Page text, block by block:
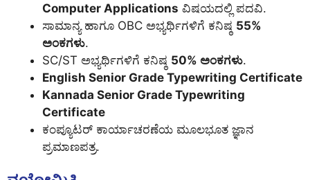
Computer Applications ವಿಷಯದಲ್ಲಿ ಪದವಿ.
ಸಾಮಾನ್ಯ ಹಾಗೂ OBC ಅಭ್ಯರ್ಥಿಗಳಿಗೆ ಕನಿಷ್ಠ 55%
ಅಂಕಗಳು.
SC/ST ಅಭ್ಯರ್ಥಿಗಳಿಗೆ ಕನಿಷ್ಠ 50% ಅಂಕಗಳು.
English Senior Grade Typewriting Certificate
Kannada Senior Grade Typewriting
Certificate
ಕಂಪ್ಯೂಟರ್ ಕಾರ್ಯಾಚರಣೆಯ ಮೂಲಭೂತ ಜ್ಞಾನ
ಪ್ರಮಾಣಪತ್ರ.